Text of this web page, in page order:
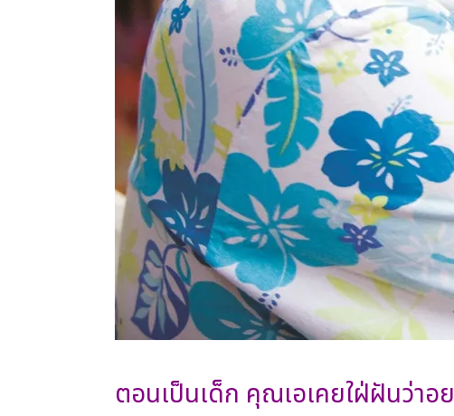
ตอนเป็นเด็ก คุณเอเคยใฝ่ฝันว่าอ